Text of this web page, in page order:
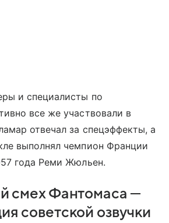
и специалисты по
все же участвовали в
отвечал за спецэффекты, а
выполнял чемпион Франции
года Реми Жюльен.
смех Фантомаса —
советской озвучки